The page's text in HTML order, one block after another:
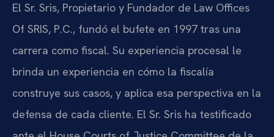
El Sr. Sris, Propietario y Fundador de Law Offices
Of SRIS, P.C., fundó el bufete en 1997 tras una
carrera como fiscal. Su experiencia procesal le
brinda un experiencia en cómo la fiscalía
construye sus casos, y aplica esa perspectiva en la
defensa de cada cliente. El Sr. Sris ha testificado